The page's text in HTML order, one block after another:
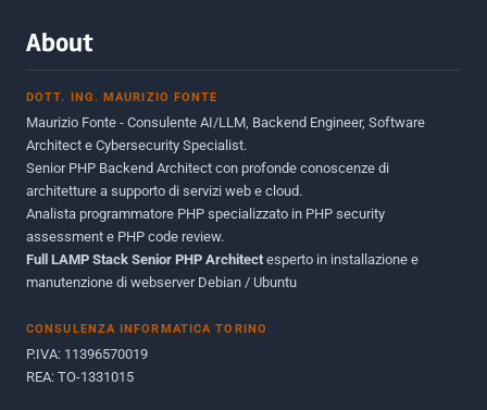
About
DOTT. ING. MAURIZIO FONTE
Maurizio Fonte - Consulente AI/LLM, Backend Engineer, Software
Architect e Cybersecurity Specialist.
Senior PHP Backend Architect con profonde conoscenze di
architetture a supporto di servizi web e cloud.
Analista programmatore PHP specializzato in PHP security
assessment e PHP code review.
Full LAMP Stack Senior PHP Architect esperto in installazione e
manutenzione di webserver Debian / Ubuntu
CONSULENZA INFORMATICA TORINO
P.IVA: 11396570019
REA: TO-1331015